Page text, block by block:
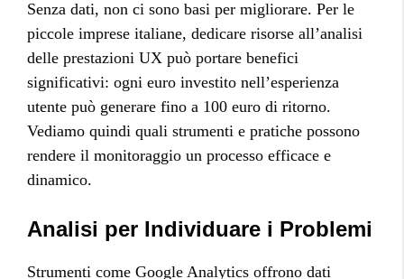
Senza dati, non ci sono basi per migliorare. Per le
piccole imprese italiane, dedicare risorse all’analisi
delle prestazioni UX può portare benefici
significativi: ogni euro investito nell’esperienza
utente può generare fino a 100 euro di ritorno.
Vediamo quindi quali strumenti e pratiche possono
rendere il monitoraggio un processo efficace e
dinamico.
Analisi per Individuare i Problemi
Strumenti come Google Analytics offrono dati